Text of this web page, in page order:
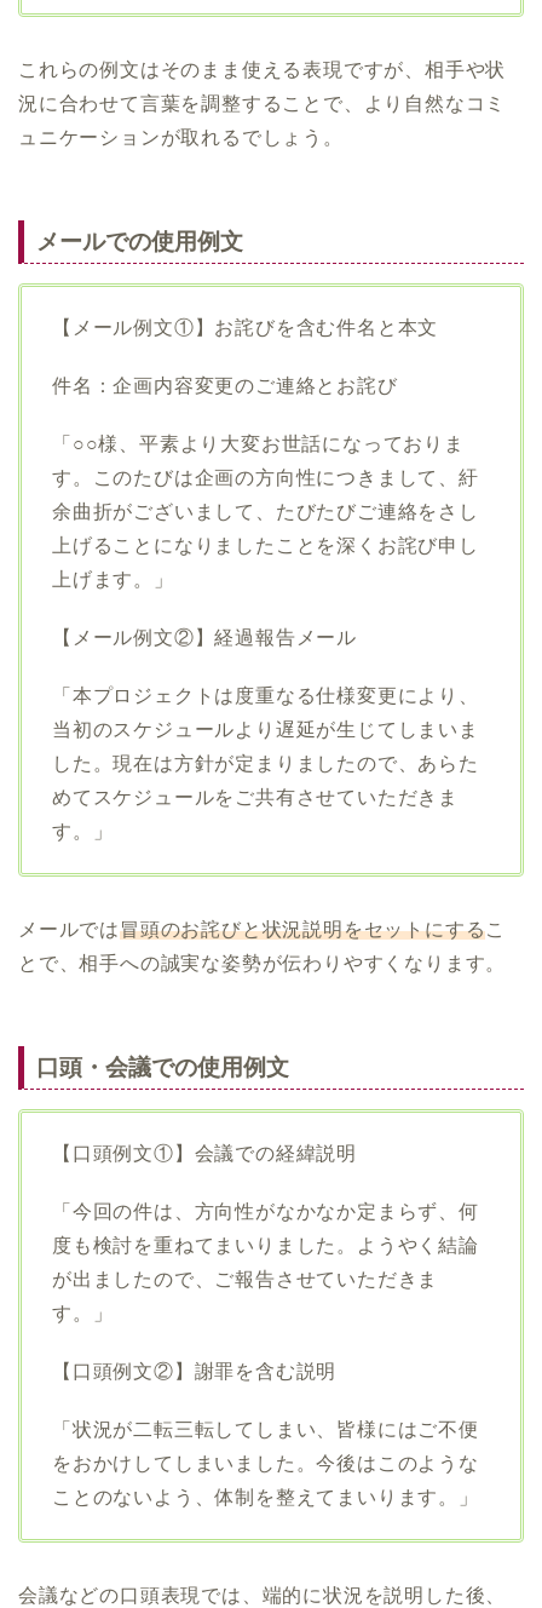
これらの例文はそのまま使える表現ですが、相手や状
況に合わせて言葉を調整することで、より自然なコミ
ュニケーションが取れるでしょう。
メールでの使用例文
【メール例文①】お詫びを含む件名と本文
件名：企画内容変更のご連絡とお詫び
「○○様、平素より大変お世話になっておりま
す。このたびは企画の方向性につきまして、紆
余曲折がございまして、たびたびご連絡をさし
上げることになりましたことを深くお詫び申し
上げます。」
【メール例文②】経過報告メール
「本プロジェクトは度重なる仕様変更により、
当初のスケジュールより遅延が生じてしまいま
した。現在は方針が定まりましたので、あらた
めてスケジュールをご共有させていただきま
す。」
メールでは冒頭のお詫びと状況説明をセットにするこ
とで、相手への誠実な姿勢が伝わりやすくなります。
口頭・会議での使用例文
【口頭例文①】会議での経緯説明
「今回の件は、方向性がなかなか定まらず、何
度も検討を重ねてまいりました。ようやく結論
が出ましたので、ご報告させていただきま
す。」
【口頭例文②】謝罪を含む説明
「状況が二転三転してしまい、皆様にはご不便
をおかけしてしまいました。今後はこのような
ことのないよう、体制を整えてまいります。」
会議などの口頭表現では、端的に状況を説明した後、